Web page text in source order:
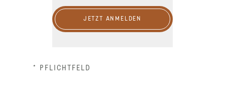
JETZT ANMELDEN
* PFLICHTFELD